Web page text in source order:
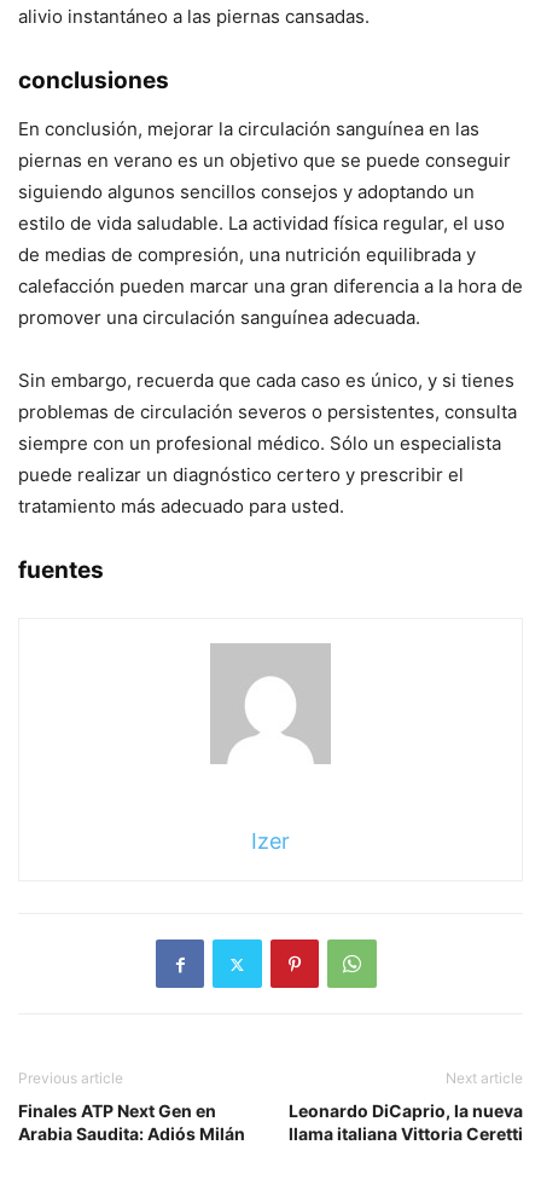
alivio instantáneo a las piernas cansadas.
conclusiones
En conclusión, mejorar la circulación sanguínea en las
piernas en verano es un objetivo que se puede conseguir
siguiendo algunos sencillos consejos y adoptando un
estilo de vida saludable. La actividad física regular, el uso
de medias de compresión, una nutrición equilibrada y
calefacción pueden marcar una gran diferencia a la hora de
promover una circulación sanguínea adecuada.
Sin embargo, recuerda que cada caso es único, y si tienes
problemas de circulación severos o persistentes, consulta
siempre con un profesional médico. Sólo un especialista
puede realizar un diagnóstico certero y prescribir el
tratamiento más adecuado para usted.
fuentes
Izer
Previous article
Finales ATP Next Gen en
Arabia Saudita: Adiós Milán
Next article
Leonardo DiCaprio, la nueva
llama italiana Vittoria Ceretti